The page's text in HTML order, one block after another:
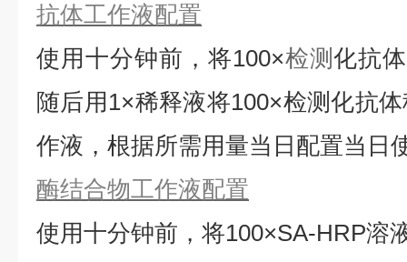
抗体工作液配置
使用十分钟前，将100×检测化抗
随后用1×稀释液将100×检测化抗
作液，根据所需用量当日配置当日
酶结合物工作液配置
使用十分钟前，将100×SA-HRP溶